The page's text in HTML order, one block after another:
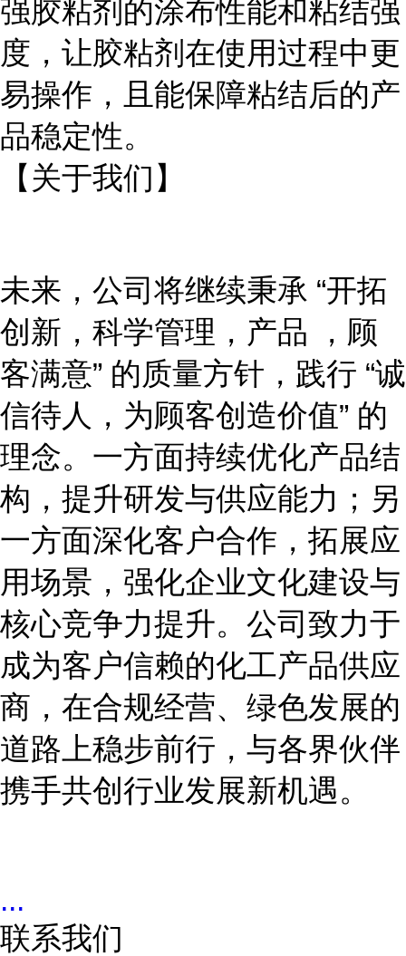
强胶粘剂的涂布性能和粘结强
度，让胶粘剂在使用过程中更
易操作，且能保障粘结后的产
品稳定性。
【关于我们】
未来，公司将继续秉承 “开拓
创新，科学管理，产品 ，顾
客满意” 的质量方针，践行 “诚
信待人，为顾客创造价值” 的
理念。一方面持续优化产品结
构，提升研发与供应能力；另
一方面深化客户合作，拓展应
用场景，强化企业文化建设与
核心竞争力提升。公司致力于
成为客户信赖的化工产品供应
商，在合规经营、绿色发展的
道路上稳步前行，与各界伙伴
携手共创行业发展新机遇。
...
联系我们